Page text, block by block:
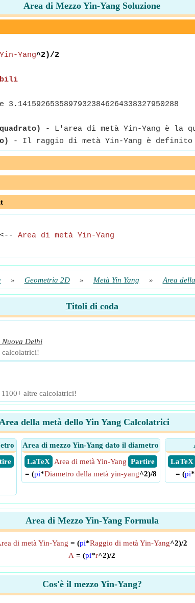
Area di Mezzo Yin-Yang Soluzione
Yang^2)/2
- L'area di metà Yin-Yang è la
- Il raggio di metà Yin-Yang è definito
Area di metà Yin-Yang
» Geometria 2D » Metà Yin Yang » Area
Titoli di coda
Nuova Delhi
calcolatrici!
altre calcolatrici!
della metà dello Yin Yang Calcolatrici
Area di mezzo Yin-Yang dato il diametro
​ LaTeX
​ Partire
Area di metà Yin-Yang
= (pi*Diametro della metà yin-yang^2)/8
​ LaTeX
= (pi*
Area di Mezzo Yin-Yang Formula
di metà Yin-Yang = (pi*Raggio di metà Yin-Yang^2)/2
A = (pi*r^2)/2
Cos'è il mezzo Yin-Yang?